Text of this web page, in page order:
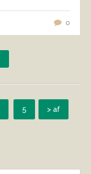
0
5 > af